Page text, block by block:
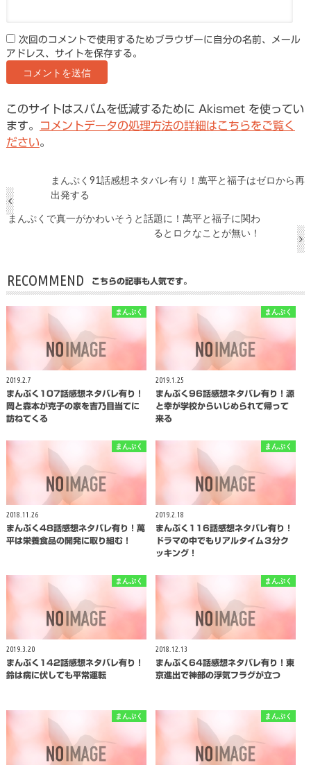
次回のコメントで使用するためブラウザーに自分の名前、メール
アドレス、サイトを保存する。
このサイトはスパムを低減するために Akismet を使ってい
ます。
コメントデータの処理方法の詳細はこちらをご覧く
ださい。
まんぷく91話感想ネタバレ有り！萬平と福子はゼロから再
出発する
まんぷくで真一がかわいそうと話題に！萬平と福子に関わ
るとロクなことが無い！
RECOMMEND こちらの記事も人気です。
まんぷく
2019.2.7
まんぷく107話感想ネタバレ有り！
岡と森本が克子の家を吉乃目当てに
訪ねてくる
まんぷく
2019.1.25
まんぷく96話感想ネタバレ有り！源
と幸が学校からいじめられて帰って
来る
まんぷく
2018.11.26
まんぷく48話感想ネタバレ有り！萬
平は栄養食品の開発に取り組む！
まんぷく
2019.2.18
まんぷく116話感想ネタバレ有り！
ドラマの中でもリアルタイム３分ク
ッキング！
まんぷく
2019.3.20
まんぷく142話感想ネタバレ有り！
鈴は病に伏しても平常運転
まんぷく
2018.12.13
まんぷく64話感想ネタバレ有り！東
京進出で神部の浮気フラグが立つ
まんぷく まんぷく